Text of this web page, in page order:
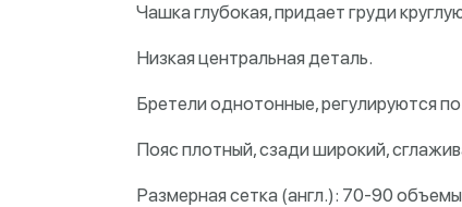
Чашка глубокая, придает груди
Низкая центральная деталь.
Бретели однотонные, регулируются
Пояс плотный, сзади широкий,
Размерная сетка (англ.): 70-90